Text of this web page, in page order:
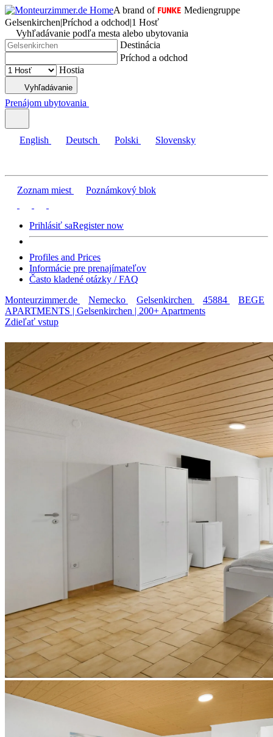
A brand of
Mediengruppe
Gelsenkirchen|Príchod a odchod|1 Hosť
Vyhľadávanie podľa mesta alebo ubytovania
Destinácia
Príchod a odchod
Hostia
Vyhľadávanie
Prenájom ubytovania
English Deutsch Polski Slovensky
Zoznam miest Poznámkový blok
Prihlásiť saRegister now
Profiles and Prices
Informácie pre prenajímateľov
Často kladené otázky / FAQ
Monteurzimmer.de
Nemecko Gelsenkirchen 45884
BEGE
APARTMENTS | Gelsenkirchen | 200+ Apartments
Zdieľať vstup